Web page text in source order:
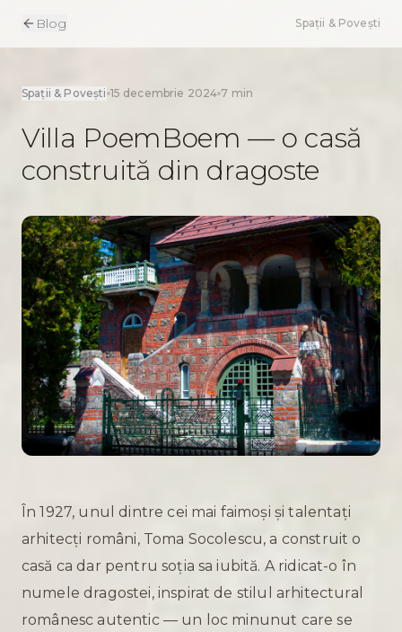
Blog Spații & Povești
Spații & Povești 15 decembrie 2024 7 min
Villa PoemBoem — o casă
construită din dragoste
În 1927, unul dintre cei mai faimoși și talentați
arhitecți români, Toma Socolescu, a construit o
casă ca dar pentru soția sa iubită. A ridicat-o în
numele dragostei, inspirat de stilul arhitectural
românesc autentic — un loc minunut care se